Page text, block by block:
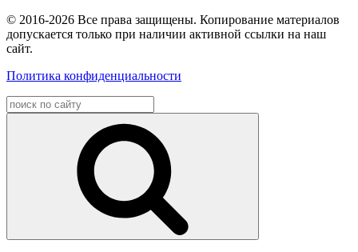
© 2016-2026 Все права защищены. Копирование материалов
допускается только при наличии активной ссылки на наш
сайт.
Политика конфиденциальности